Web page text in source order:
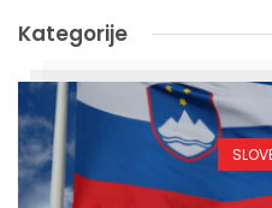
Kategorije